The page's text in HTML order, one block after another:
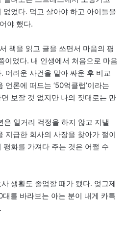
었다. 먹고 살아야 하고 아이들을
야 했다.
책을 읽고 글을 쓰면서 마음의 평
이었다. 내 인생에서 처음으로 마음
어려운 사건을 맡아 싸운 후 비교
론에 떠드는 ‘50억클럽’이라는
보잘 것 없지만 나의 잣대로는 만
일거리 걱정을 하지 않고 지낼
지급한 회사의 사장을 찾아가 절이
화를 가져다 주는 것은 어쩔 수
생활도 졸업할 때가 됐다. 엊그제
를 바라보는 아는 분이 내게 카톡